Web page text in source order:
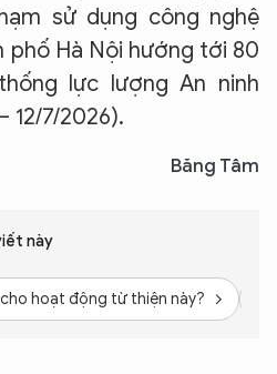
sử dụng công nghệ
phố Hà Nội hướng tới 80
lực lượng An ninh
12/7/2026).
Băng Tâm
này
hoạt động từ thiện này?
điều gì bạn cần biết về
Tôi sẵn sàng hỗ trợ!